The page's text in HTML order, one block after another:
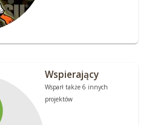
Wspierający
Wsparł także 6 innych
projektów